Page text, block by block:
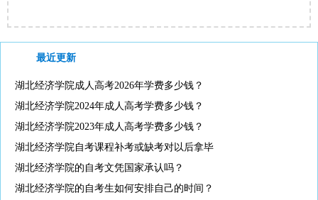
最近更新
湖北经济学院成人高考2026年学费多少钱？
湖北经济学院2024年成人高考学费多少钱？
湖北经济学院2023年成人高考学费多少钱？
湖北经济学院自考课程补考或缺考对以后拿毕
湖北经济学院的自考文凭国家承认吗？
湖北经济学院的自考生如何安排自己的时间？